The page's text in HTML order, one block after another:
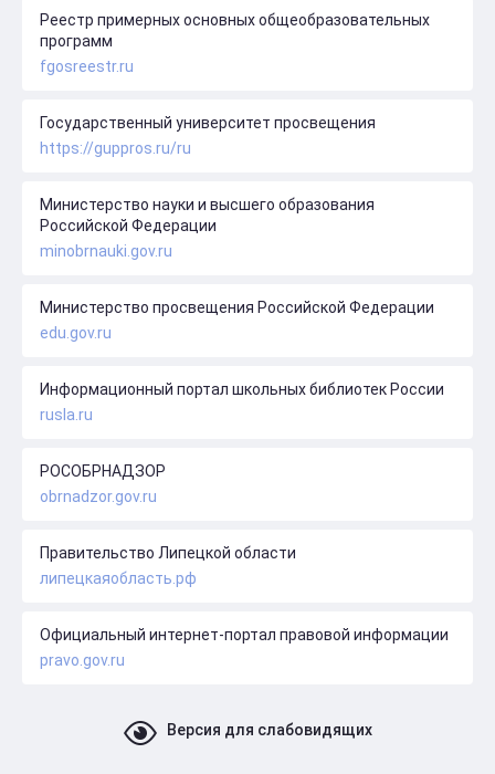
Реестр примерных основных общеобразовательных
программ
fgosreestr.ru
Государственный университет просвещения
https://guppros.ru/ru
Министерство науки и высшего образования
Российской Федерации
minobrnauki.gov.ru
Министерство просвещения Российской Федерации
edu.gov.ru
Информационный портал школьных библиотек России
rusla.ru
РОСОБРНАДЗОР
obrnadzor.gov.ru
Правительство Липецкой области
липецкаяобласть.рф
Официальный интернет-портал правовой информации
pravo.gov.ru
Версия для слабовидящих